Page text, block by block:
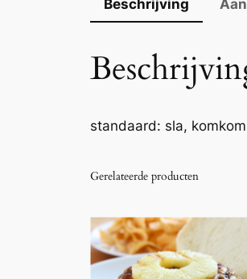
Beschrijving
standaard: sla,
Gerelateerde producten